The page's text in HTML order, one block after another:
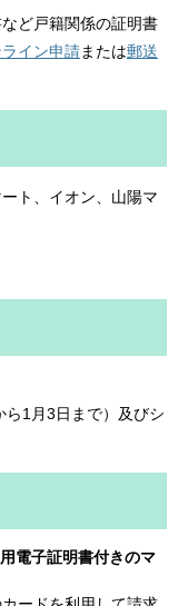
ど戸籍関係の証明書
イン申請または郵送
ト、イオン、山陽マ
1月3日まで）及びシ
電子証明書付きのマ